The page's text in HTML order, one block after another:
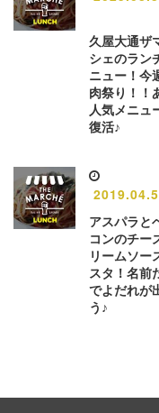
久屋大通ザ
シェのラン
ニュー！今
肉祭り！！
人気メニュ
復活♪
2019.04.5
アスパラと
コンのチー
リームソー
スタ！名前
でよだれが
う♪